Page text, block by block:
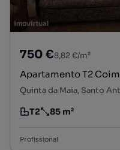
750 €8,82 €/m²
Apartamento T2
Tipologia
T2
Preço por metro
85 m²
Profissional